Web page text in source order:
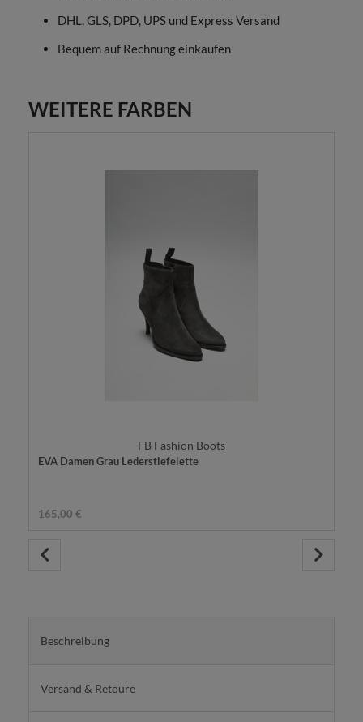
DHL, GLS, DPD, UPS und Express Versand
Bequem auf Rechnung einkaufen
WEITERE FARBEN
FB Fashion Boots
EVA Damen Grau Lederstiefelette
165,00 €
Beschreibung
Versand & Retoure